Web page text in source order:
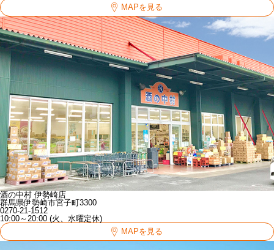
MAPを見る
酒の中村 伊勢崎店
群馬県伊勢崎市宮子町3300
0270-21-1512
10:00～20:00 (火、水曜定休)
MAPを見る